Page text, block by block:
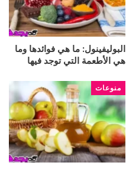
البوليفينول: ما هي فوائدها وما
هي الأطعمة التي توجد فيها
منوعات